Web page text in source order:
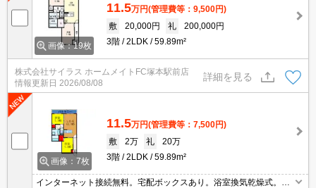
画像：19枚
11.5万円(管理費等：9,500円)
敷
20,000円 礼
200,000円
3階
2LDK 59.89m²
株式会社サイラス ホームメイトFC塚本駅前店
情報更新日 2026/08/08
詳細を見る
画像：7枚
11.5万円(管理費等：7,500円)
敷
2万 礼
20万
3階
2LDK 59.89m²
インターネット接続無料。宅配ボックスあり。浴室換気乾燥式。3